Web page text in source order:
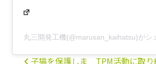
丸三開発工機(@marusan_kaihatsu)がシ
子猫を保護しま
TPM活動に取